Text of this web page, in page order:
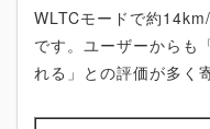
WLTCモードで約14km/
です。ユーザーからも
れる」との評価が多く